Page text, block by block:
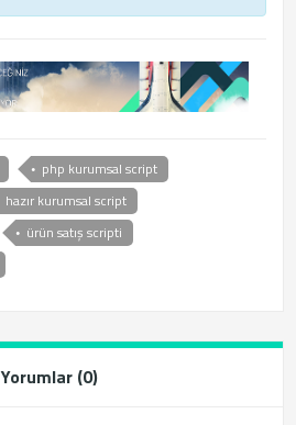
php kurumsal script
hazır kurumsal script
ürün satış scripti
Yorumlar (0)